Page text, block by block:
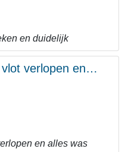
en duidelijk
verlopen en…
en alles was